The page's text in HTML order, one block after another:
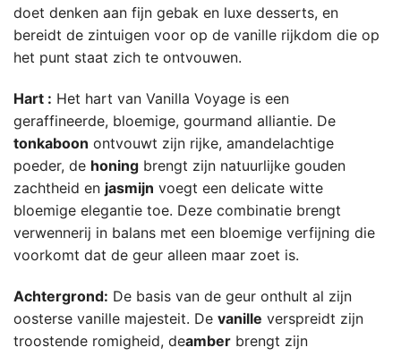
doet denken aan fijn gebak en luxe desserts, en
bereidt de zintuigen voor op de vanille rijkdom die op
het punt staat zich te ontvouwen.
Hart : Het hart van Vanilla Voyage is een
geraffineerde, bloemige, gourmand alliantie. De
tonkaboon ontvouwt zijn rijke, amandelachtige
poeder, de honing brengt zijn natuurlijke gouden
zachtheid en jasmijn voegt een delicate witte
bloemige elegantie toe. Deze combinatie brengt
verwennerij in balans met een bloemige verfijning die
voorkomt dat de geur alleen maar zoet is.
Achtergrond: De basis van de geur onthult al zijn
oosterse vanille majesteit. De vanille verspreidt zijn
troostende romigheid, deamber brengt zijn